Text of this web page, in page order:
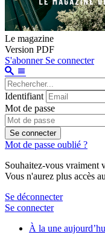
Le magazine
Version PDF
S'abonner Se connecter
Identifiant
Mot de passe
Se connecter
Mot de passe oublié ?
Souhaitez-vous vraiment
Vous n'aurez plus accès
Se déconnecter
Se connecter
À la une